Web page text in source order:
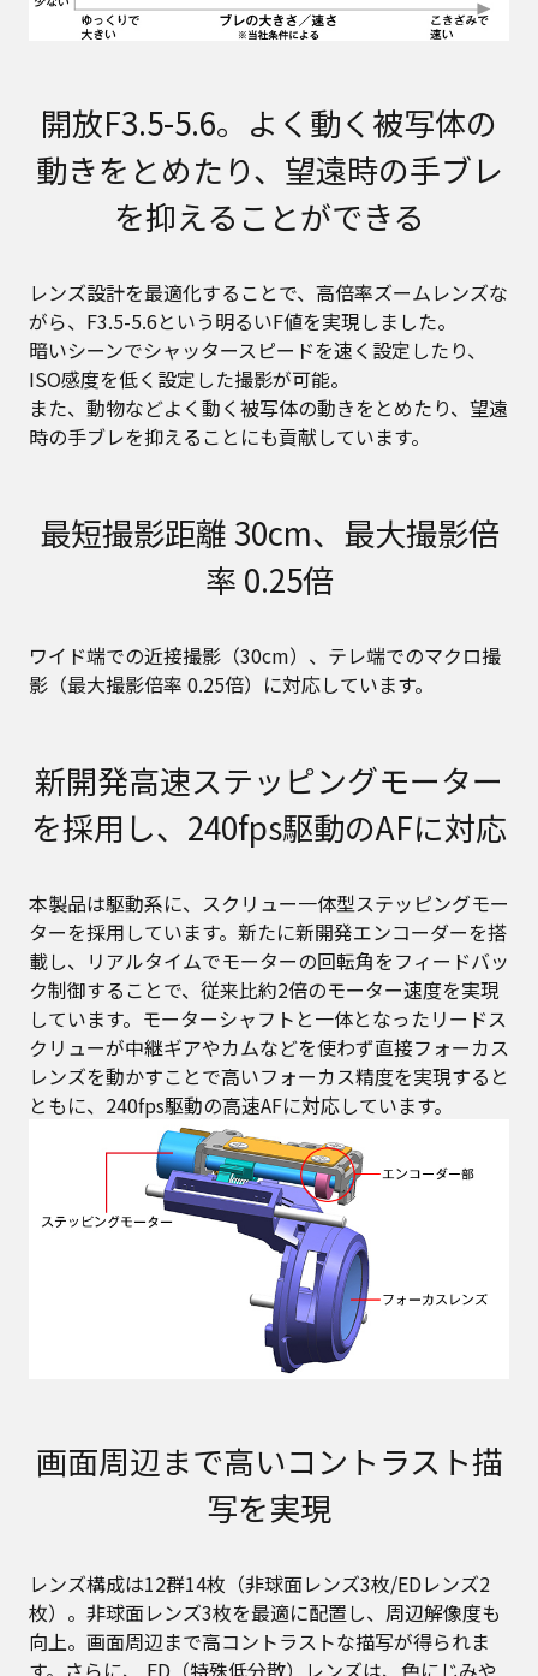
開放F3.5-5.6。よく動く被写体の
動きをとめたり、望遠時の手ブレ
を抑えることができる
レンズ設計を最適化することで、高倍率ズームレンズな
がら、F3.5-5.6という明るいF値を実現しました。
暗いシーンでシャッタースピードを速く設定したり、
ISO感度を低く設定した撮影が可能。
また、動物などよく動く被写体の動きをとめたり、望遠
時の手ブレを抑えることにも貢献しています。
最短撮影距離 30cm、最大撮影倍
率 0.25倍
ワイド端での近接撮影（30cm）、テレ端でのマクロ撮
影（最大撮影倍率 0.25倍）に対応しています。
新開発高速ステッピングモーター
を採用し、240fps駆動のAFに対応
本製品は駆動系に、スクリュー一体型ステッピングモー
ターを採用しています。新たに新開発エンコーダーを搭
載し、リアルタイムでモーターの回転角をフィードバッ
ク制御することで、従来比約2倍のモーター速度を実現
しています。モーターシャフトと一体となったリードス
クリューが中継ギアやカムなどを使わず直接フォーカス
レンズを動かすことで高いフォーカス精度を実現すると
ともに、240fps駆動の高速AFに対応しています。
画面周辺まで高いコントラスト描
写を実現
レンズ構成は12群14枚（非球面レンズ3枚/EDレンズ2
枚）。非球面レンズ3枚を最適に配置し、周辺解像度も
向上。画面周辺まで高コントラストな描写が得られま
す。さらに、 ED（特殊低分散）レンズは、色にじみや